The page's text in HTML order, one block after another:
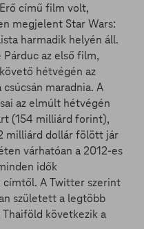
című film volt,
megjelent Star Wars:
harmadik helyén áll.
az első film,
hétvégén az
maradnia. A
az elmúlt hétvégén
(154 milliárd forint),
milliárd dollár fölött jár
várhatóan a 2012-es
idők
címtől. A Twitter szerint
született a legtöbb
következik a